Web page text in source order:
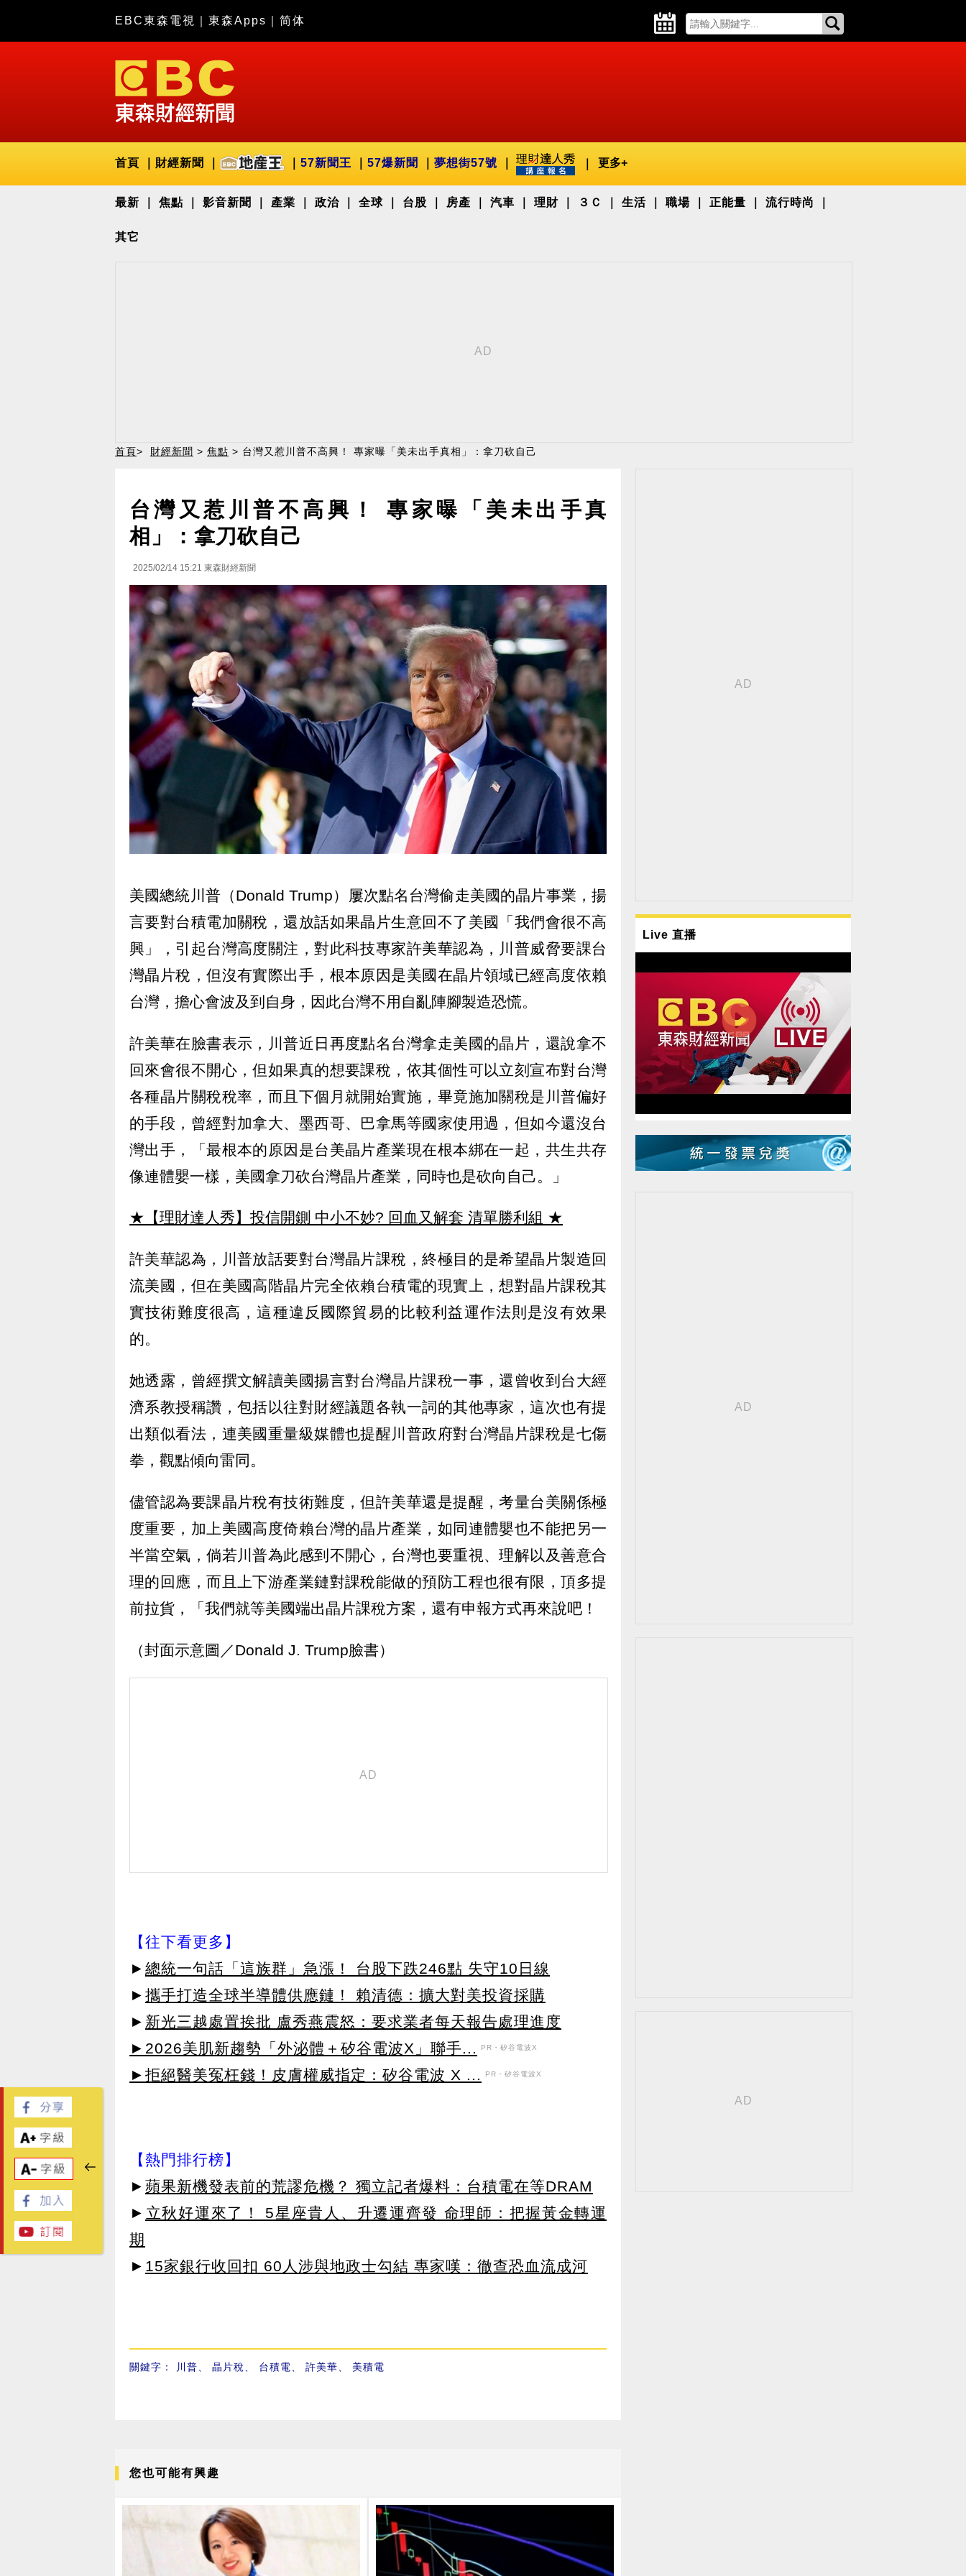
EBC東森電視 東森Apps 简体
首頁 財經新聞 57新聞王 57爆新聞 夢想街57號 更多+
最新 焦點 影音新聞 產業 政治 全球 台股 房產 汽車 理財 ３Ｃ 生活 職場 正能量 流行時尚
其它
首頁> 財經新聞 > 焦點 > 台灣又惹川普不高興！ 專家曝「美未出手真相」：拿刀砍自己
台灣又惹川普不高興！ 專家曝「美未出手真
相」：拿刀砍自己
2025/02/14 15:21 東森財經新聞
美國總統川普（Donald Trump）屢次點名台灣偷走美國的晶片事業，揚
言要對台積電加關稅，還放話如果晶片生意回不了美國「我們會很不高
興」，引起台灣高度關注，對此科技專家許美華認為，川普威脅要課台
灣晶片稅，但沒有實際出手，根本原因是美國在晶片領域已經高度依賴
台灣，擔心會波及到自身，因此台灣不用自亂陣腳製造恐慌。
許美華在臉書表示，川普近日再度點名台灣拿走美國的晶片，還說拿不
回來會很不開心，但如果真的想要課稅，依其個性可以立刻宣布對台灣
各種晶片關稅稅率，而且下個月就開始實施，畢竟施加關稅是川普偏好
的手段，曾經對加拿大、墨西哥、巴拿馬等國家使用過，但如今還沒台
灣出手，「最根本的原因是台美晶片產業現在根本綁在一起，共生共存
像連體嬰一樣，美國拿刀砍台灣晶片產業，同時也是砍向自己。」
★【理財達人秀】投信開鍘 中小不妙? 回血又解套 清單勝利組 ★
許美華認為，川普放話要對台灣晶片課稅，終極目的是希望晶片製造回
流美國，但在美國高階晶片完全依賴台積電的現實上，想對晶片課稅其
實技術難度很高，這種違反國際貿易的比較利益運作法則是沒有效果
的。
她透露，曾經撰文解讀美國揚言對台灣晶片課稅一事，還曾收到台大經
濟系教授稱讚，包括以往對財經議題各執一詞的其他專家，這次也有提
出類似看法，連美國重量級媒體也提醒川普政府對台灣晶片課稅是七傷
拳，觀點傾向雷同。
儘管認為要課晶片稅有技術難度，但許美華還是提醒，考量台美關係極
度重要，加上美國高度倚賴台灣的晶片產業，如同連體嬰也不能把另一
半當空氣，倘若川普為此感到不開心，台灣也要重視、理解以及善意合
理的回應，而且上下游產業鏈對課稅能做的預防工程也很有限，頂多提
前拉貨，「我們就等美國端出晶片課稅方案，還有申報方式再來說吧！
（封面示意圖／Donald J. Trump臉書）
【往下看更多】
► 總統一句話「這族群」急漲！ 台股下跌246點 失守10日線
► 攜手打造全球半導體供應鏈！ 賴清德：擴大對美投資採購
► 新光三越處置挨批 盧秀燕震怒：要求業者每天報告處理進度
►2026美肌新趨勢「外泌體＋矽谷電波X」聯手...
PR・矽谷電波X
►拒絕醫美冤枉錢！皮膚權威指定：矽谷電波 X ... PR・矽谷電波X
【熱門排行榜】
► 蘋果新機發表前的荒謬危機？ 獨立記者爆料：台積電在等DRAM
► 立秋好運來了！ 5星座貴人、升遷運齊發 命理師：把握黃金轉運
期
► 15家銀行收回扣 60人涉與地政士勾結 專家嘆：徹查恐血流成河
關鍵字： 川普 晶片稅 台積電 許美華 美積電
您也可能有興趣
Live 直播